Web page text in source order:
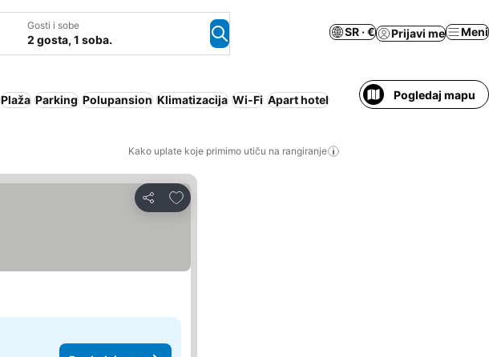
Gosti i sobe
2 gosta, 1 soba.
SR · € Prijavi me Meni
Plaža Parking Polupansion Klimatizacija Wi-Fi Apart hotel Pogledaj mapu
Kako uplate koje primimo utiču na rangiranje
Deli
Dodati u favorite